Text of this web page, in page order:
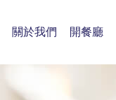
關於我們 開餐廳